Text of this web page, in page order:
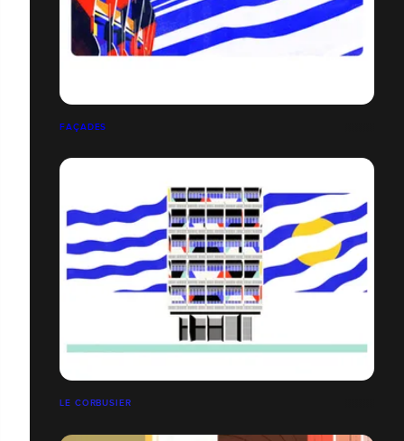
FAÇADES
LE CORBUSIER